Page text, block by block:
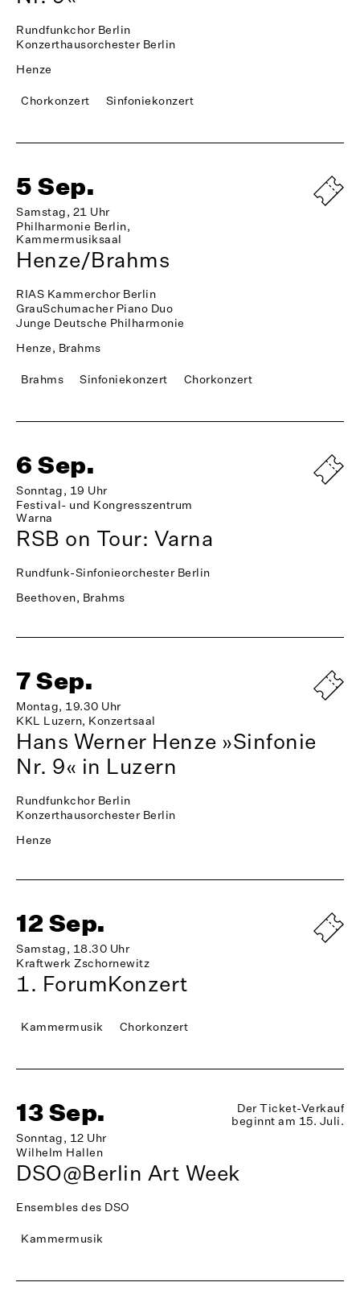
Rundfunkchor Berlin
Konzerthausorchester Berlin
Henze
Chorkonzert Sinfoniekonzert
5 Sep.
Samstag, 21 Uhr
Philharmonie Berlin,
Kammermusiksaal
Henze/Brahms
RIAS Kammerchor Berlin
GrauSchumacher Piano Duo
Junge Deutsche Philharmonie
Henze, Brahms
Brahms Sinfoniekonzert Chorkonzert
6 Sep.
Sonntag, 19 Uhr
Festival- und Kongresszentrum
Warna
RSB on Tour: Varna
Rundfunk-Sinfonieorchester Berlin
Beethoven, Brahms
7 Sep.
Montag, 19.30 Uhr
KKL Luzern, Konzertsaal
Hans Werner Henze »Sinfonie
Nr. 9« in Luzern
Rundfunkchor Berlin
Konzerthausorchester Berlin
Henze
12 Sep.
Samstag, 18.30 Uhr
Kraftwerk Zschornewitz
1. ForumKonzert
Kammermusik Chorkonzert
13 Sep.
Sonntag, 12 Uhr
Wilhelm Hallen
Der Ticket-Verkauf
beginnt am 15. Juli.
DSO@Berlin Art Week
Ensembles des DSO
Kammermusik